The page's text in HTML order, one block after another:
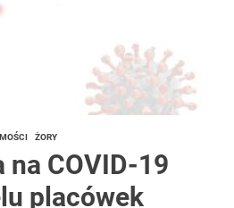
ŻORY
na COVID-19
placówek